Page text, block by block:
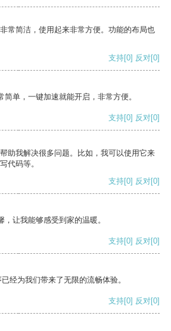
常简洁，使用起来非常方便。功能的布局也
支持[0] 反对[0]
单，一键加速就能开启，非常方便。
支持[0] 反对[0]
助我解决很多问题。比如，我可以使用它来
代码等。
支持[0] 反对[0]
让我能够感受到家的温暖。
支持[0] 反对[0]
经为我们带来了无限的流畅体验。
支持[0] 反对[0]